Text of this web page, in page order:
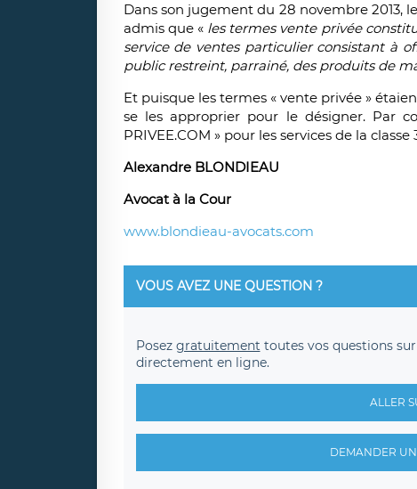
Dans son jugement du 28 novembre 2013,
admis que « les termes vente privée
service de ventes particulier consistant à
public restreint, parrainé, des produits de
Et puisque les termes « vente privée »
se les approprier pour le désigner. Par
PRIVEE.COM » pour les services de la classe
Alexandre BLONDIEAU
Avocat à la Cour
www.blondieau-avocats.com
VOUS AVEZ UNE QUESTION ?
Posez gratuitement toutes vos questions
directement en ligne.
ALLER
DEMANDER